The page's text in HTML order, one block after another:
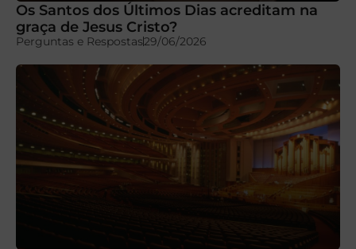
Os Santos dos Últimos Dias acreditam na
graça de Jesus Cristo?
Perguntas e Respostas29/06/2026